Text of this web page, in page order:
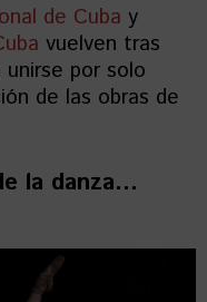
de Cuba y
vuelven tras
por solo
de las obras de
la danza…